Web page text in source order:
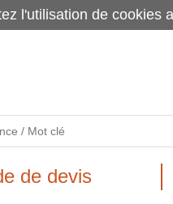
de devis
l'utilisation de